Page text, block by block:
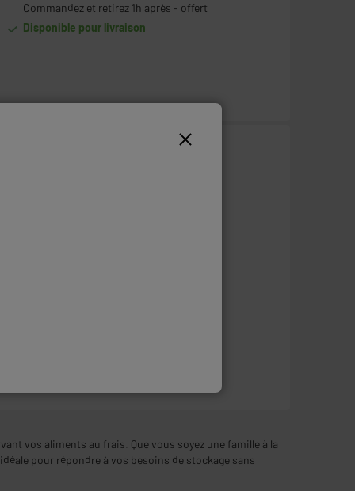
Commandez et retirez 1h après - offert
Disponible pour livraison
vos aliments au frais. Que vous soyez une famille à la
pour répondre à vos besoins de stockage sans